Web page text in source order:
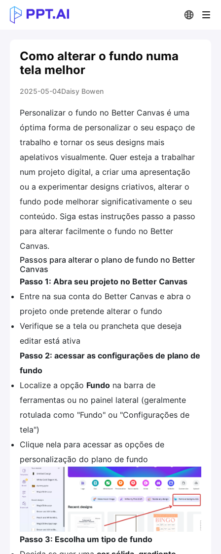
Como alterar o fundo numa
tela melhor
2025-05-04Daisy Bowen
Personalizar o fundo no Better Canvas é uma
óptima forma de personalizar o seu espaço de
trabalho e tornar os seus designs mais
apelativos visualmente. Quer esteja a trabalhar
num projeto digital, a criar uma apresentação
ou a experimentar designs criativos, alterar o
fundo pode melhorar significativamente o seu
conteúdo. Siga estas instruções passo a passo
para alterar facilmente o fundo no Better
Canvas.
Passos para alterar o plano de fundo no Better
Canvas
Passo 1: Abra seu projeto no Better Canvas
Entre na sua conta do Better Canvas e abra o
projeto onde pretende alterar o fundo
Verifique se a tela ou prancheta que deseja
editar está ativa
Passo 2: acessar as configurações de plano de
fundo
Localize a opção Fundo na barra de
ferramentas ou no painel lateral (geralmente
rotulada como "Fundo" ou "Configurações de
tela")
Clique nela para acessar as opções de
personalização do plano de fundo
Passo 3: Escolha um tipo de fundo